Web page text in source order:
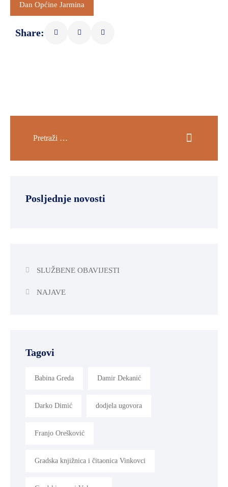
Dan Općine Jarmina
Share:
Posljednje novosti
SLUŽBENE OBAVIJESTI
NAJAVE
Tagovi
Babina Greda Damir Dekanić
Darko Dimić dodjela ugovora
Franjo Orešković
Gradska knjižnica i čitaonica Vinkovci